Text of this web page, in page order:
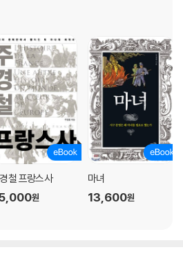
죄와 복수
세계를 예비하다
교도 창자 끝을 말뚝에 묶고…"
의 기이한 현상
작
건설과 궁정풍 사랑을 열어가다
다》, 《주경철의 유럽인 이
철 프랑스사
원
마녀
13,600원